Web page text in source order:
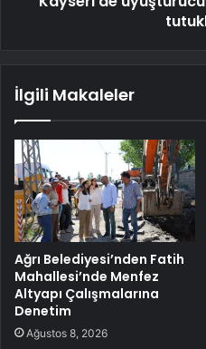
İlgili Makaleler
Ağrı Belediyesi’nden Fatih
Mahallesi’nde Menfez
Altyapı Çalışmalarına
Denetim
Ağustos 8, 2026